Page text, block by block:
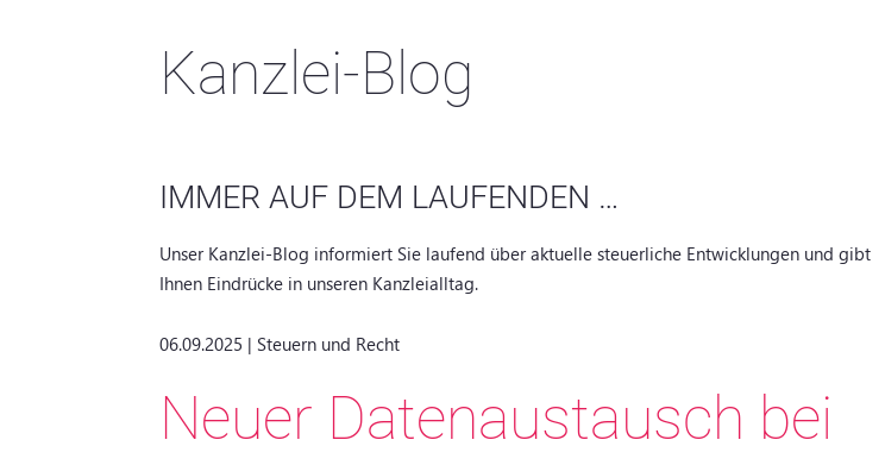
Kanzlei-Blog
IMMER AUF DEM LAUFENDEN …
Unser Kanzlei-Blog informiert Sie laufend über aktuelle steuerliche Entwicklungen und gibt
Ihnen Eindrücke in unseren Kanzleialltag.
06.09.2025 | Steuern und Recht
Neuer Datenaustausch bei